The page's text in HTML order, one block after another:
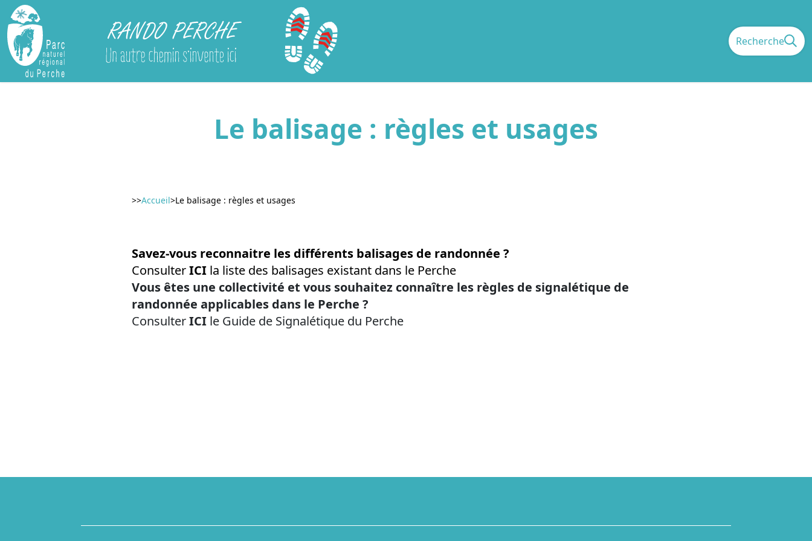
Rando Perche Recherche
Le balisage : règles et usages
>>Accueil>Le balisage : règles et usages
Savez-vous reconnaitre les différents balisages de randonnée ?
ConsulterICI la liste des balisages existant dans le Perche
Vous êtes une collectivité et vous souhaitez connaître les règles de signalétique de
randonnée applicables dans le Perche ?
ConsulterICI le Guide de Signalétique du Perche